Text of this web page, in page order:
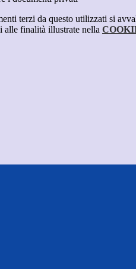
terzi da questo utilizzati si
alle finalità illustrate nella